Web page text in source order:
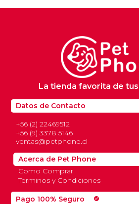
Pago 100% Seguro check_circle
Datos de Contacto
+56 (2) 22469512
+56 (9) 3378 5146
ventas@petphone.cl
La tienda favorita de
Acerca de Pet Phone
Como Comprar
Terminos y Condiciones